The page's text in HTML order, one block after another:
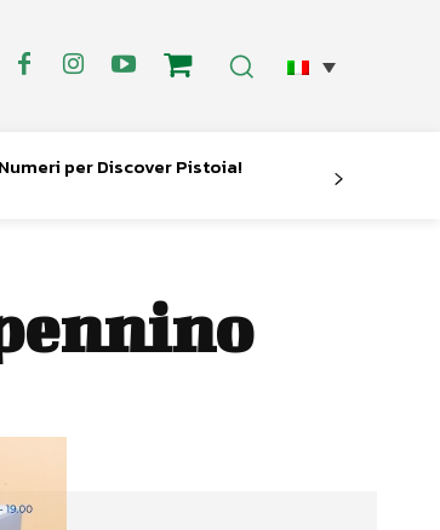
per Discover Pistoia!